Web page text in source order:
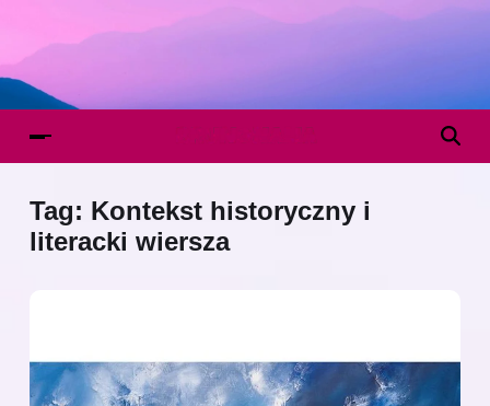
Tag: Kontekst historyczny i
literacki wiersza